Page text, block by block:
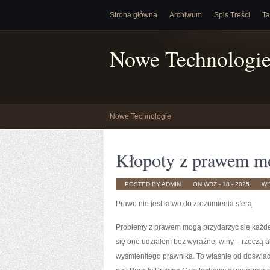
Strona główna Archiwum Spis Treści
Nowe
Nowe Technologie
Kłopoty z prawem
POSTED BY ADMIN ON WRZ - 18 - 2025
Prawo nie jest łatwo do zrozumienia sferą
Problemy z prawem mogą przydarzyć się
się one udziałem bez wyraźnej winy – rzeczą
wyśmienitego prawnika. To właśnie od